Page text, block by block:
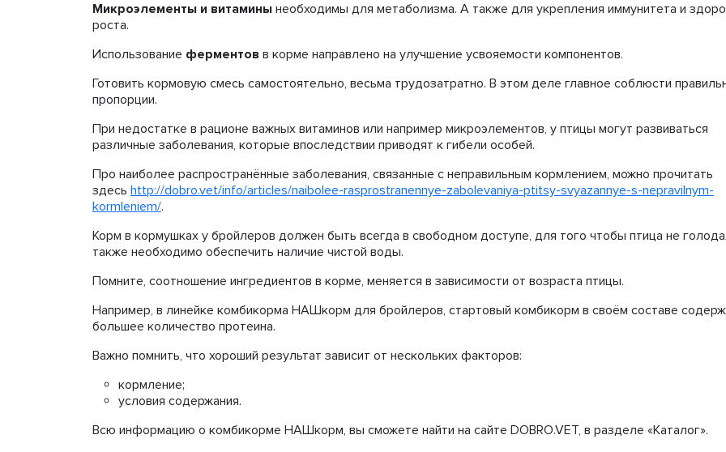
Микроэлементы и витамины необходимы для метаболизма. А также для укрепления иммунитета и
роста.
Использование ферментов в корме направлено на улучшение усвояемости компонентов.
Готовить кормовую смесь самостоятельно, весьма трудозатратно. В этом деле главное соблюсти
пропорции.
При недостатке в рационе важных витаминов или например микроэлементов, у птицы могут развиваться
различные заболевания, которые впоследствии приводят к гибели особей.
Про наиболее распространённые заболевания, связанные с неправильным кормлением, можно прочитать
здесь http://dobro.vet/info/articles/naibolee-rasprostranennye-zabolevaniya-ptitsy-svyazannye-s-nepravilnym-
kormleniem/.
Корм в кормушках у бройлеров должен быть всегда в свободном доступе, для того чтобы птица не
также необходимо обеспечить наличие чистой воды.
Помните, соотношение ингредиентов в корме, меняется в зависимости от возраста птицы.
Например, в линейке комбикорма НАШкорм для бройлеров, стартовый комбикорм в своём составе
большее количество протеина.
Важно помнить, что хороший результат зависит от нескольких факторов:
кормление;
условия содержания.
Всю информацию о комбикорме НАШкорм, вы сможете найти на сайте DOBRO.VET, в разделе «Каталог».